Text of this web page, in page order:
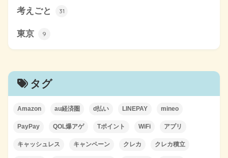
考えごと 31
東京 9
タグ
Amazon au経済圏 d払い LINEPAY mineo
PayPay QOL爆アゲ Tポイント WiFi アプリ
キャッシュレス キャンペーン クレカ クレカ積立